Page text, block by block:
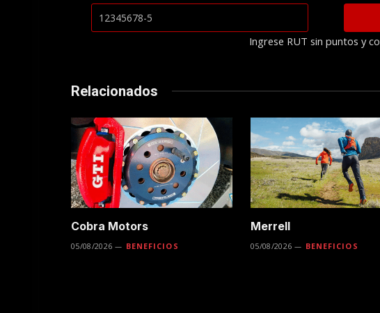
Ingrese RUT sin puntos y
Relacionados
Cobra Motors
05/08/2026 BENEFICIOS
Merrell
05/08/2026 BENEFICIOS